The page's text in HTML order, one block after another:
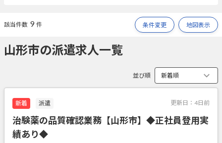
該当件数 9 件 条件変更 地図表示
山形市の派遣求人一覧
並び順
新着 派遣 更新日： 4日前
治験薬の品質確認業務【山形市】◆正社員登用実
績あり◆